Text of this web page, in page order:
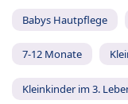
Babys Hautpflege
7-12 Monate
Kleinkinder im 3.